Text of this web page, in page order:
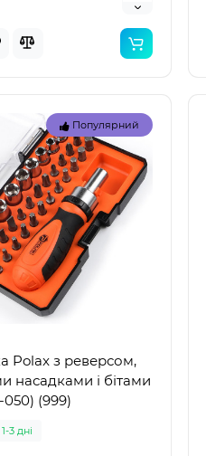
Популярний
Polax з реверсом,
насадками і бітами
050) (999)
3 дні